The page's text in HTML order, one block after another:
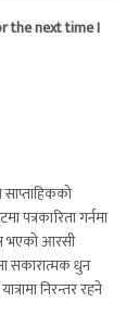
the next time I
पत्रकारिता गर्नमा
भएको आरसी
सकारात्मक धुन
निरन्तर रहने